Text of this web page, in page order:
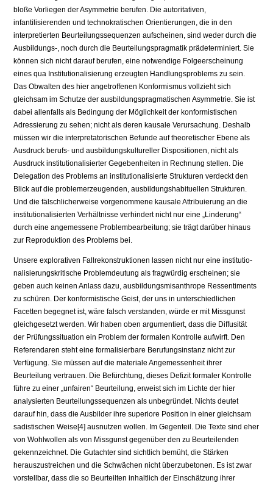
bloße Vorliegen der Asymmetrie berufen. Die autoritativen,
infantilisierenden und technokratischen Orientierungen, die in den
interpretierten Beurteilungsse­quenzen aufscheinen, sind weder durch die
Ausbildungs-, noch durch die Be­urteilungspragmatik prädeterminiert. Sie
können sich nicht darauf berufen, eine notwendige Folgeerscheinung
eines qua Institutionalisierung erzeugten Handlungsproblems zu sein.
Das Obwalten des hier angetroffenen Konfor­mismus vollzieht sich
gleichsam im Schutze der ausbildungspragmatischen Asymmetrie. Sie ist
dabei allenfalls als Bedingung der Möglichkeit der kon­formistischen
Adressierung zu sehen; nicht als deren kausale Verursachung. Deshalb
müssen wir die interpretatorischen Befunde auf theoretischer Ebene als
Ausdruck berufs- und ausbildungskultureller Dispositionen, nicht als
Ausdruck institutionalisierter Gegebenheiten in Rechnung stellen. Die
Dele­gation des Problems an institutionalisierte Strukturen verdeckt den
Blick auf die problemerzeugenden, ausbildungshabituellen Strukturen.
Und die fälsch­licherweise vorgenommene kausale Attribuierung an die
institutionalisierten Verhältnisse verhindert nicht nur eine „Linderung“
durch eine angemessene Problembearbeitung; sie trägt darüber hinaus
zur Reproduktion des Problems bei.
Unsere explorativen Fallrekonstruktionen lassen nicht nur eine institutio-
nalisierungskritische Problemdeutung als fragwürdig erscheinen; sie
geben auch keinen Anlass dazu, ausbildungsmisanthrope Ressentiments
zu schüren. Der konformistische Geist, der uns in unterschiedlichen
Facetten begegnet ist, wäre falsch verstanden, würde er mit Missgunst
gleichgesetzt werden. Wir haben oben argumentiert, dass die Diffusität
der Prüfungssituation ein Problem der formalen Kontrolle aufwirft. Den
Referendaren steht eine formalisierbare Berufungsinstanz nicht zur
Verfügung. Sie müssen auf die materiale Angemessenheit ihrer
Beurteilung vertrauen. Die Befürchtung, dieses De­fizit formaler Kontrolle
führe zu einer „unfairen“ Beurteilung, erweist sich im Lichte der hier
analysierten Beurteilungssequenzen als unbegründet. Nichts deutet
darauf hin, dass die Ausbilder ihre superiore Position in einer gleich­sam
sadistischen Weise[4] ausnutzen wollen. Im Gegenteil. Die Texte sind eher
von Wohlwollen als von Missgunst gegenüber den zu Beurteilenden
gekenn­zeichnet. Die Gutachter sind sichtlich bemüht, die Stärken
herauszustreichen und die Schwächen nicht überzubetonen. Es ist zwar
vorstellbar, dass die so Beurteilten inhaltlich der Einschätzung ihrer